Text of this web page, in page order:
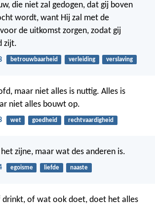
die niet zal gedogen, dat gij boven
wordt, want Hij zal met de
de uitkomst zorgen, zodat gij
zijt.
betrouwbaarheid verleiding verslaving
maar niet alles is nuttig. Alles is
niet alles bouwt op.
wet goedheid rechtvaardigheid
zijne, maar wat des anderen is.
egoisme liefde naaste
drinkt, of wat ook doet, doet het alles